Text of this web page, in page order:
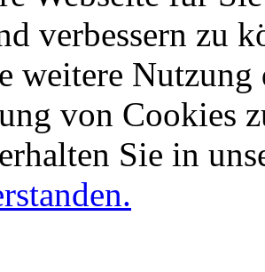
verbessern zu
weitere Nutzung
von Cookies
Sie in